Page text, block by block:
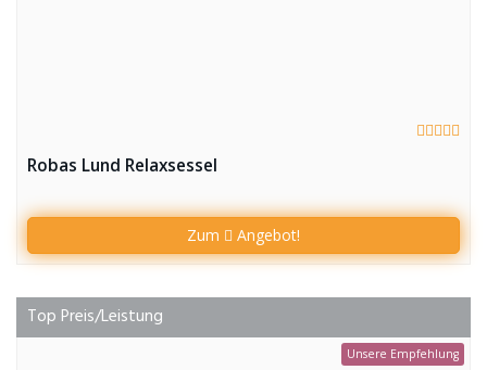
Robas Lund Relaxsessel
Zum Angebot!
Top Preis/Leistung
Unsere Empfehlung